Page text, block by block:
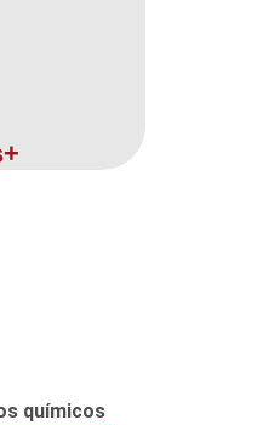
químicos